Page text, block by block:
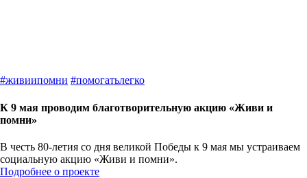
#живиипомни #помогатьлегко
К 9 мая проводим благотворительную акцию «Живи и
помни»
В честь 80-летия со дня великой Победы к 9 мая мы устраиваем
социальную акцию «Живи и помни».
Подробнее о проекте